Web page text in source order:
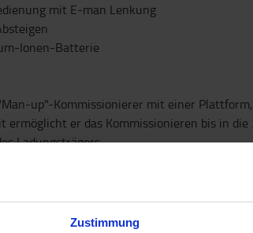
Zustimmung
mit E-man Lenkung
Ionen-Batterie
up"-Kommissionierer mit einer
ermöglicht er das Kommissionieren bis in die
Ladungsträgers.
"Man-up"-Kommissionierer